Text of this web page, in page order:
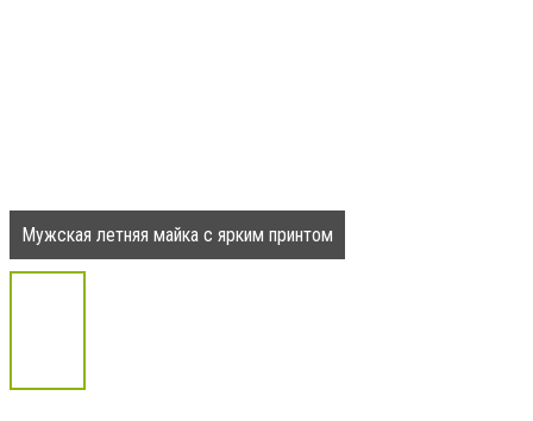
Мужская летняя майка с ярким принтом